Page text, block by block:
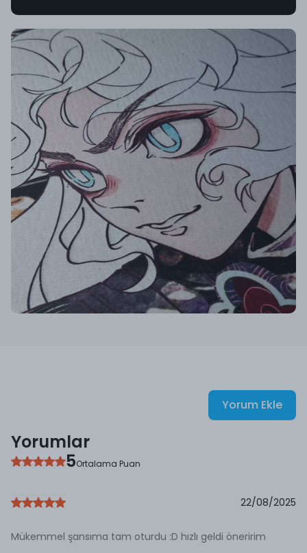
Yorum Ekle
Yorumlar
5Ortalama Puan
22/08/2025
Mükemmel şansıma tam oturdu :D hızlı geldi öneririm